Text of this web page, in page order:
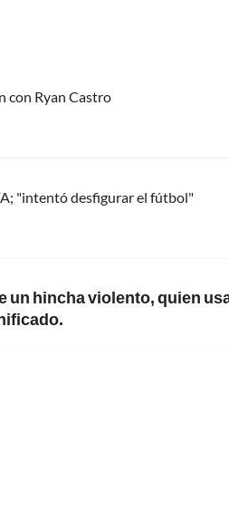
con Ryan Castro
"intentó desfigurar el fútbol"
un hincha violento, quien